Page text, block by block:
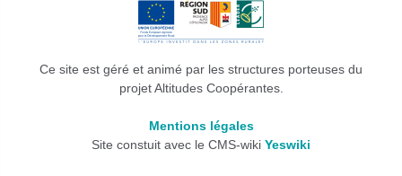
Ce site est géré et animé par les structures porteuses du
projet Altitudes Coopérantes.
Mentions légales
Site constuit avec le CMS-wiki Yeswiki